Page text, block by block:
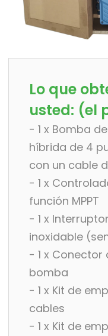
Lo que
usted: (el
- 1 x Bomba
híbrida de 4
con un cable
- 1 x
función MPPT
- 1 x
inoxidable
- 1 x
bomba
- 1 x Kit de
cables
- 1 x Kit de